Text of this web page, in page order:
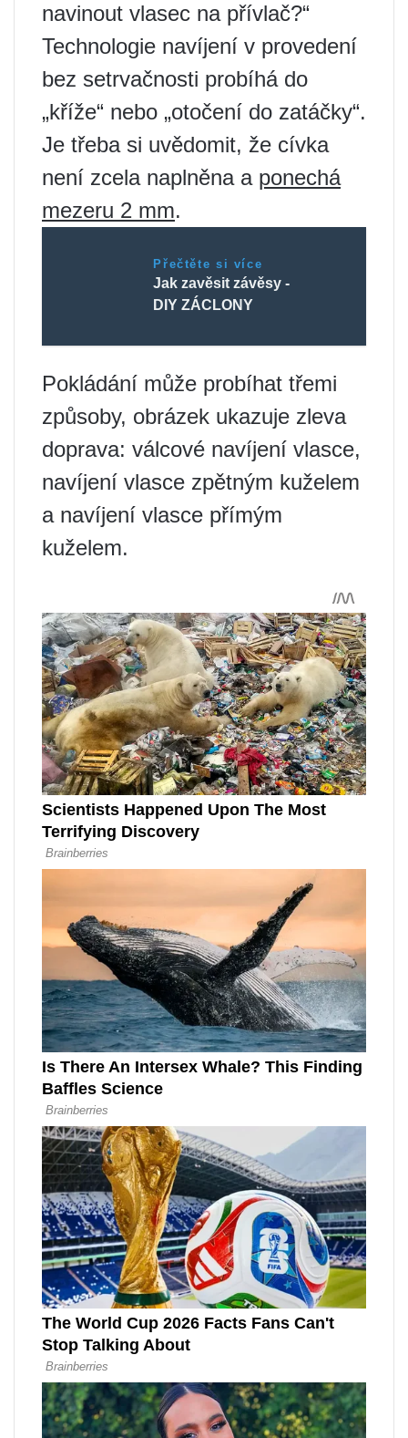
navinout vlasec na přívlač?“
Technologie navíjení v provedení
bez setrvačnosti probíhá do
„kříže“ nebo „otočení do zatáčky“.
Je třeba si uvědomit, že cívka
není zcela naplněna a ponechá
mezeru 2 mm.
Přečtěte si více
Jak zavěsit závěsy -
DIY ZÁCLONY
Pokládání může probíhat třemi
způsoby, obrázek ukazuje zleva
doprava: válcové navíjení vlasce,
navíjení vlasce zpětným kuželem
a navíjení vlasce přímým
kuželem.